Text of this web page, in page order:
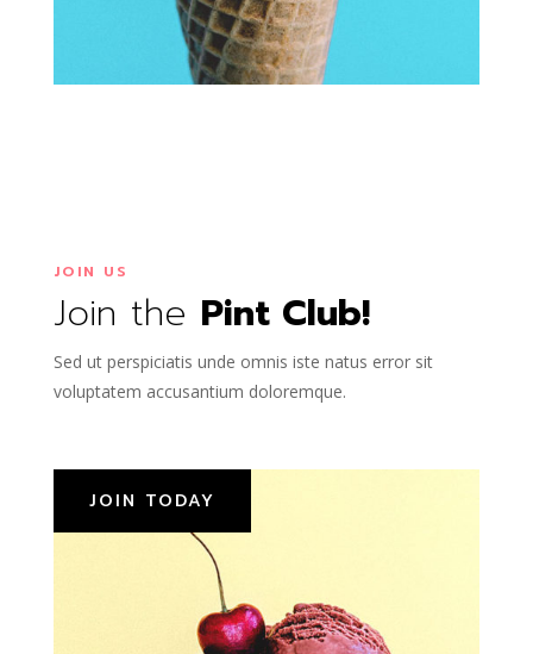
JOIN US
Join the Pint Club!
Sed ut perspiciatis unde omnis iste natus error sit
voluptatem accusantium doloremque.
JOIN TODAY